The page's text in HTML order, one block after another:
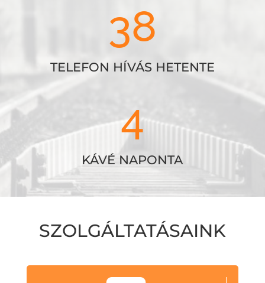
38
TELEFON HÍVÁS HETENTE
4
KÁVÉ NAPONTA
SZOLGÁLTATÁSAINK